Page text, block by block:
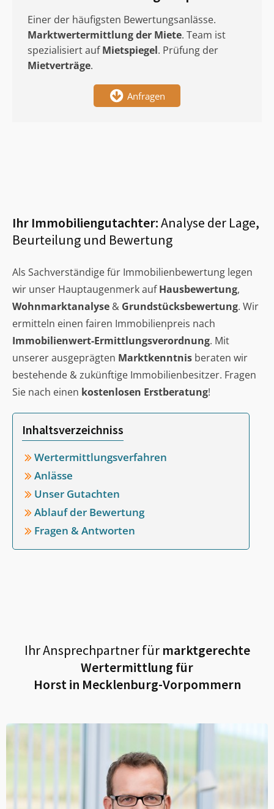
Einer der häufigsten Bewertungsanlässe.
Marktwertermittlungder Miete. Team ist
spezialisiert aufMietspiegel. Prüfung der
Mietverträge.
Anfragen
Ihr Immobiliengutachter:Analyse der Lage,
Beurteilung und Bewertung
Als Sachverständige für Immobilienbewertung legen
wir unser Hauptaugenmerk aufHausbewertung,
Wohnmarktanalyse & Grundstücksbewertung. Wir
ermitteln einen fairen Immobilienpreis nach
Immobilienwert-Ermittlungsverordnung. Mit
unserer ausgeprägten Marktkenntnis beraten wir
bestehende & zukünftige Immobilienbesitzer. Fragen
Sie nach einen kostenlosen Erstberatung!
Inhaltsverzeichniss
Wertermittlungsverfahren
Anlässe
Unser Gutachten
Ablauf der Bewertung
Fragen & Antworten
Ihr Ansprechpartner fürmarktgerechte
Wertermittlung für
Horst in Mecklenburg-Vorpommern